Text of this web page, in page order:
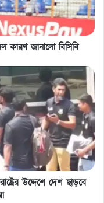
কারণ জানালো বিসিবি
উদ্দেশে দেশ ছাড়বে